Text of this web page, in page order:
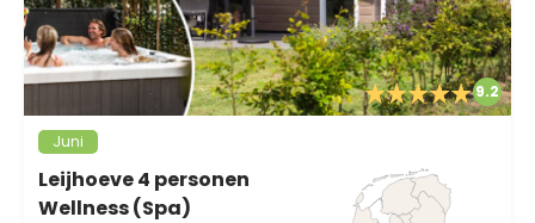
9.2
Juni
Leijhoeve 4 personen
Wellness (Spa)